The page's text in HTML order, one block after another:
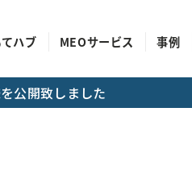
ハブ MEOサービス 事例
公開致しました